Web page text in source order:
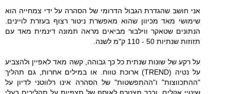
אני חושב שהגדרת הגבול הדרומי של הסהרה על ידי צמחייה הוא
שימושי מאד מכיוון שהוא מאפשרת ניטור רצוף בעזרת לויינים.
הנתונים שטאקר ווילבור מביאים מראה תמונה דינמית מאד עם
תזוזות שנתיות 50 - 110 ק"מ לשנה.
על רקע של שונות שנתית כל כך גבוהה, קשה מאד לאפיין ולהצביע
על נטיה (TREND) ארוכת טווח. או במילים אחרות, גם תהליך
"ההתכווצות" ו"ההתפשטות" של הסהרה אינו רלווטני לדיון על